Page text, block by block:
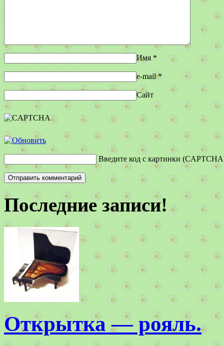
Имя *
e-mail *
Сайт
Введите код с картинки
Последние записи!
Открытка — рояль.